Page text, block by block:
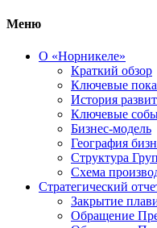
Меню
О «Норникеле»
Краткий обзор
Ключевые
История
Ключевые
Бизнес-модель
География
Структура
Схема
Стратегический
Закрытие
Обращение